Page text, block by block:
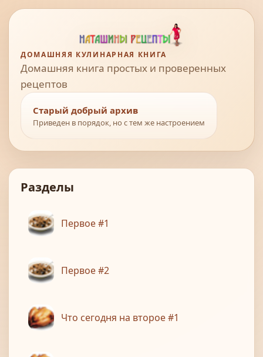
ДОМАШНЯЯ КУЛИНАРНАЯ КНИГА
Домашняя книга простых и проверенных
рецептов
Старый добрый архив
Приведен в порядок, но с тем же настроением
Разделы
Первое #1
Первое #2
Что сегодня на второе #1